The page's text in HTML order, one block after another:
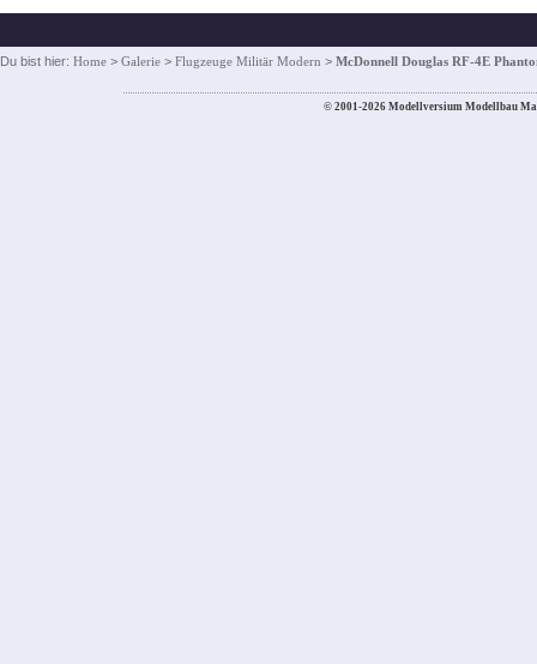
Du bist hier: Home > Galerie > Flugzeuge Militär Modern > McDonnell Douglas RF-4E
© 2001-2026 Modellversium Modellbau